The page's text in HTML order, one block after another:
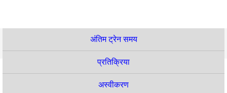
अंतिम ट्रेन समय
प्रतिक्रिया
अस्वीकरण